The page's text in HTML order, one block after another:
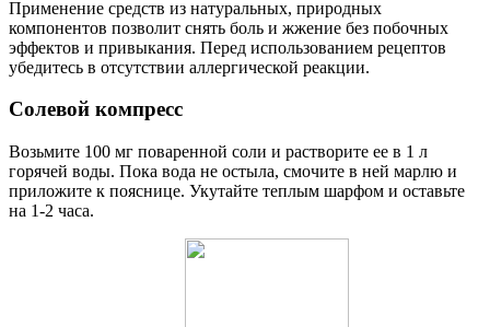
Применение средств из натуральных, природных
компонентов позволит снять боль и жжение без побочных
эффектов и привыкания. Перед использованием рецептов
убедитесь в отсутствии аллергической реакции.
Солевой компресс
Возьмите 100 мг поваренной соли и растворите ее в 1 л
горячей воды. Пока вода не остыла, смочите в ней марлю и
приложите к пояснице. Укутайте теплым шарфом и оставьте
на 1-2 часа.